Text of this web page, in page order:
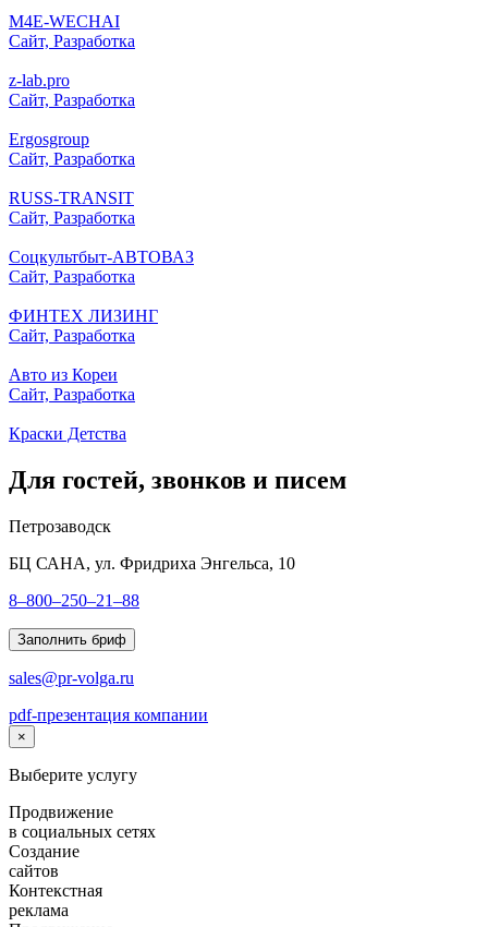
M4E-WECHAI
Сайт, Разработка
z-lab.pro
Сайт, Разработка
Ergosgroup
Сайт, Разработка
RUSS-TRANSIT
Сайт, Разработка
Соцкультбыт-АВТОВАЗ
Сайт, Разработка
ФИНТЕХ ЛИЗИНГ
Сайт, Разработка
Авто из Кореи
Сайт, Разработка
Краски Детства
Для гостей, звонков и писем
Петрозаводск
БЦ САНА, ул. Фридриха Энгельса, 10
8–800–250–21–88
Заполнить бриф
sales@pr-volga.ru
pdf-презентация компании
×
Выберите услугу
Продвижение
в социальных сетях
Создание
сайтов
Контекстная
реклама